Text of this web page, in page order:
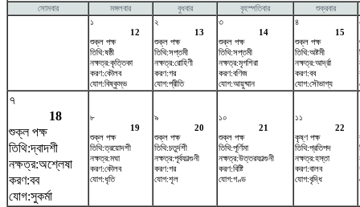
সোমবার মঙ্গলবার বুধবার বৃহস্পতিবার
শুক্রবার
১
12
শুক্ল পক্ষ
তিথি:ষষ্ঠী
নক্ষত্র:কৃত্তিকা
করণ:কৌলব
যোগ:বিষ্কুম্ভ
২
13
শুক্ল পক্ষ
তিথি:সপ্তমী
নক্ষত্র:রোহিণী
করণ:গর
যোগ:প্রীতি
৩
14
শুক্ল পক্ষ
তিথি:সপ্তমী
নক্ষত্র:মৃগশিরা
করণ:বণিজ
যোগ:আয়ুষ্মান
৪
15
শুক্ল পক্ষ
তিথি:অষ্টমী
নক্ষত্র:আর্দ্রা
করণ:বব
যোগ:সৌভাগ্য
৭
18
শুক্ল পক্ষ
তিথি:দ্বাদশী
নক্ষত্র:অশ্লেষা
করণ:বব
যোগ:সুকর্মা
৮
19
শুক্ল পক্ষ
তিথি:ত্রয়োদশী
নক্ষত্র:মঘা
করণ:কৌলব
যোগ:ধৃতি
৯
20
শুক্ল পক্ষ
তিথি:চতুর্দশী
নক্ষত্র:পূর্বফাল্গুনী
করণ:গর
যোগ:শূল
১০
21
শুক্ল পক্ষ
তিথি:পূর্ণিমা
নক্ষত্র:উত্তরফাল্গুনী
করণ:বিষ্টি
যোগ:গণ্ড
১১
22
কৃষ্ণ পক্ষ
তিথি:প্রতিপদ
নক্ষত্র:হস্তা
করণ:বালব
যোগ:বৃদ্ধি